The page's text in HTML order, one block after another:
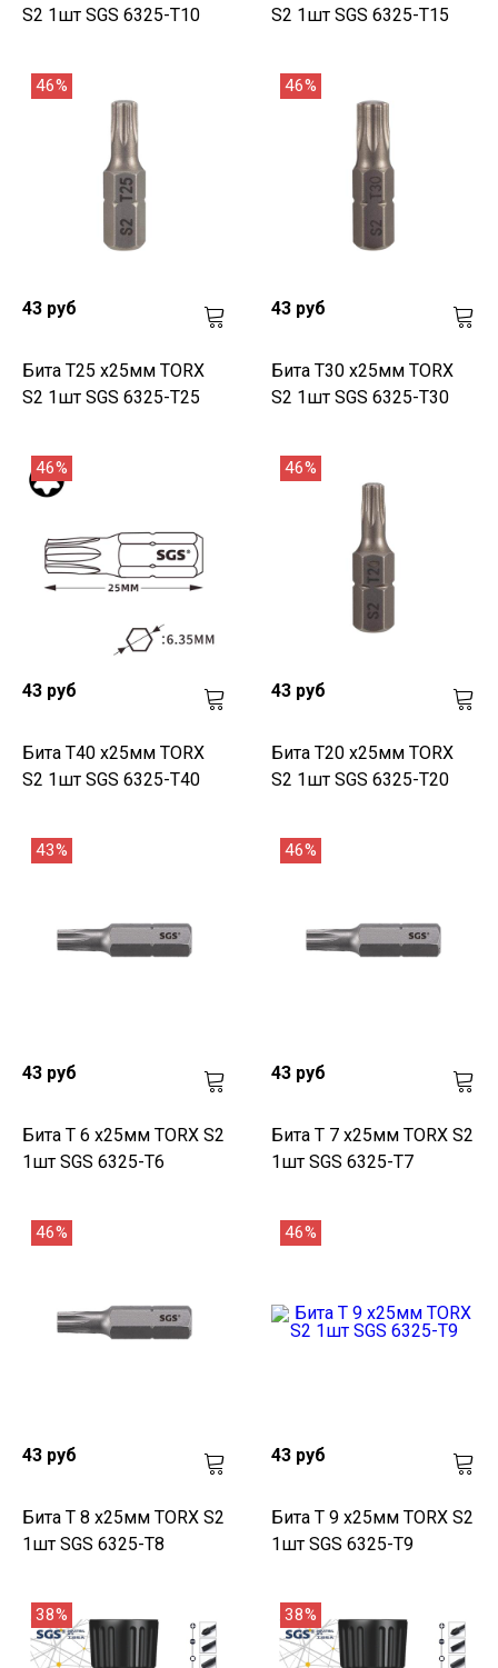
S2 1шт SGS 6325-T10
S2 1шт SGS 6325-T15
46%
43 руб
Бита T25 х25мм TORX
S2 1шт SGS 6325-T25
46%
43 руб
Бита T30 х25мм TORX
S2 1шт SGS 6325-T30
46%
43 руб
Бита T40 х25мм TORX
S2 1шт SGS 6325-T40
46%
43 руб
Бита T20 х25мм TORX
S2 1шт SGS 6325-T20
43%
43 руб
Бита T 6 х25мм TORX S2
1шт SGS 6325-T6
46%
43 руб
Бита T 7 х25мм TORX S2
1шт SGS 6325-T7
46%
43 руб
Бита T 8 х25мм TORX S2
1шт SGS 6325-T8
46%
43 руб
Бита T 9 х25мм TORX S2
1шт SGS 6325-T9
38% 38%